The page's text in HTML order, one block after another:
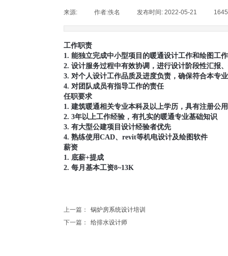
来源: 作者:佚名 发布时间: 2022-05-21
工作职责
1. 能独立完成中小型项目的暖通设计工作和绘图工作
2. 设计服务过程中有效协调，进行设计阶段性汇报
3. 对个人设计工作品质及进度负责，确保符合本专
4. 对团队成员有指导工作的责任
任职要求
1. 建筑暖通相关专业本科及以上学历，具有注册公
2. 3年以上工作经验，有扎实的暖通专业基础知识
3. 有大型公建项目设计经验者优先
4. 熟练使用CAD、revit等机电设计及绘图软件
薪资
1. 底薪+提成
2. 每月基本工资8~13K
上一篇：
锅炉房系统设计培训
下一篇：
给排水设计师